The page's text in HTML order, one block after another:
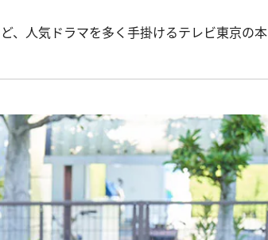
、人気ドラマを多く手掛けるテレビ東京の本